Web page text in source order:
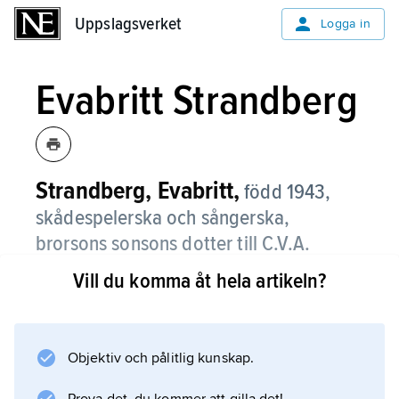
Uppslagsverket Logga in
Evabritt Strandberg
Strandberg, Evabritt, född 1943,
skådespelerska och sångerska,
brorsons sonsons dotter till C.V.A.
Strandberg.
Sjöbergs uppsättning av Gombrowicz
Vill du komma åt hela artikeln?
Objektiv och pålitlig kunskap.